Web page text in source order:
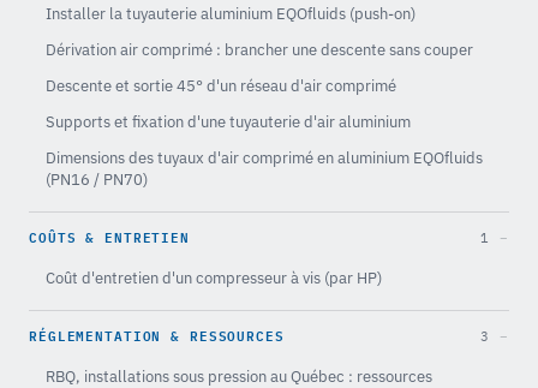
Installer la tuyauterie aluminium EQOfluids (push-on)
Dérivation air comprimé : brancher une descente sans couper
Descente et sortie 45° d'un réseau d'air comprimé
Supports et fixation d'une tuyauterie d'air aluminium
Dimensions des tuyaux d'air comprimé en aluminium EQOfluids
(PN16 / PN70)
COÛTS & ENTRETIEN 1
Coût d'entretien d'un compresseur à vis (par HP)
RÉGLEMENTATION & RESSOURCES 3
RBQ, installations sous pression au Québec : ressources